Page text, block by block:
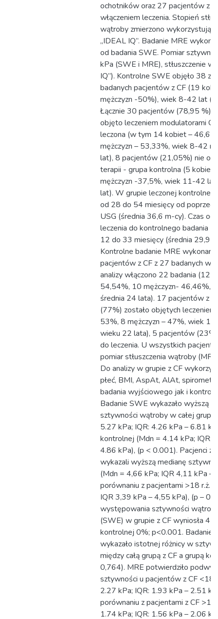
ochotników oraz 27 pacjentów z
włączeniem leczenia. Stopień
wątroby zmierzono wykorzystując
„IDEAL IQ”. Badanie MRE
od badania SWE. Pomiar
kPa (SWE i MRE), stłuszczenie w
IQ”). Kontrolne SWE objęło 38 z
badanych pacjentów z CF (19
mężczyzn -50%), wiek 8-42 lat
Łącznie 30 pacjentów (78,95 %)
objęto leczeniem modulatorami
leczona (w tym 14 kobiet –
mężczyzn – 53,33%, wiek 8-42
lat), 8 pacjentów (21,05%) nie
terapii - grupa kontrolna (5 kobiet
mężczyzn -37,5%, wiek 11-42
lat). W grupie leczonej kontrolne
od 28 do 54 miesięcy od
USG (średnia 36,6 m-cy). Czas od
leczenia do kontrolnego badania
12 do 33 miesięcy (średnia 29,9
Kontrolne badanie MRE
pacjentów z CF z 27 badanych
analizy włączono 22 badania (12
54,54%, 10 mężczyzn- 46,46%,
średnia 24 lata). 17 pacjentów z
(77%) zostało objętych
53%, 8 mężczyzn – 47%, wiek
wieku 22 lata), 5 pacjentów
do leczenia. U wszystkich
pomiar stłuszczenia wątroby (MR
Do analizy w grupie z CF
płeć, BMI, AspAt, AlAt,
badania wyjściowego jak i
Badanie SWE wykazało wyższą
sztywności wątroby w całej
5.27 kPa; IQR: 4.26 kPa – 6.81
kontrolnej (Mdn = 4.14 kPa; IQR:
4.86 kPa), (p < 0.001). Pacjenci z
wykazali wyższą medianę
(Mdn = 4,66 kPa; IQR 4,11 kPa –
porównaniu z pacjentami >18 r.ż.
IQR 3,39 kPa – 4,55 kPa), (p –
występowania sztywności
(SWE) w grupie z CF wyniosła
kontrolnej 0%; p<0.001. Badanie
wykazało istotnej różnicy w
między całą grupą z CF a grupą
0,764). MRE potwierdziło
sztywności u pacjentów z CF <18
2.27 kPa; IQR: 1.93 kPa – 2.51
porównaniu z pacjentami z CF
1.74 kPa; IQR: 1.56 kPa – 2.06